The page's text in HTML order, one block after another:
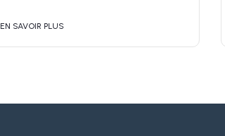
EN SAVOIR PLUS